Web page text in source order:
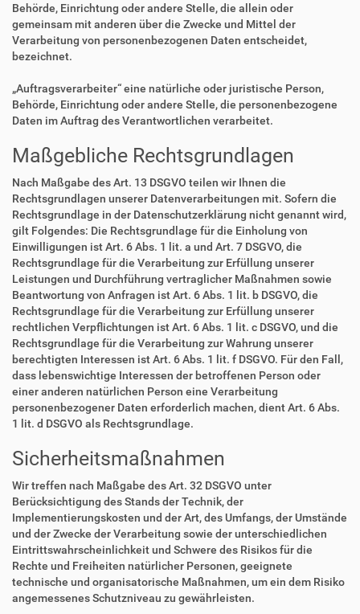
Behörde, Einrichtung oder andere Stelle, die allein oder
gemeinsam mit anderen über die Zwecke und Mittel der
Verarbeitung von personenbezogenen Daten entscheidet,
bezeichnet.
„Auftragsverarbeiter“ eine natürliche oder juristische Person,
Behörde, Einrichtung oder andere Stelle, die personenbezogene
Daten im Auftrag des Verantwortlichen verarbeitet.
Maßgebliche Rechtsgrundlagen
Nach Maßgabe des Art. 13 DSGVO teilen wir Ihnen die
Rechtsgrundlagen unserer Datenverarbeitungen mit. Sofern die
Rechtsgrundlage in der Datenschutzerklärung nicht genannt wird,
gilt Folgendes: Die Rechtsgrundlage für die Einholung von
Einwilligungen ist Art. 6 Abs. 1 lit. a und Art. 7 DSGVO, die
Rechtsgrundlage für die Verarbeitung zur Erfüllung unserer
Leistungen und Durchführung vertraglicher Maßnahmen sowie
Beantwortung von Anfragen ist Art. 6 Abs. 1 lit. b DSGVO, die
Rechtsgrundlage für die Verarbeitung zur Erfüllung unserer
rechtlichen Verpflichtungen ist Art. 6 Abs. 1 lit. c DSGVO, und die
Rechtsgrundlage für die Verarbeitung zur Wahrung unserer
berechtigten Interessen ist Art. 6 Abs. 1 lit. f DSGVO. Für den Fall,
dass lebenswichtige Interessen der betroffenen Person oder
einer anderen natürlichen Person eine Verarbeitung
personenbezogener Daten erforderlich machen, dient Art. 6 Abs.
1 lit. d DSGVO als Rechtsgrundlage.
Sicherheitsmaßnahmen
Wir treffen nach Maßgabe des Art. 32 DSGVO unter
Berücksichtigung des Stands der Technik, der
Implementierungskosten und der Art, des Umfangs, der Umstände
und der Zwecke der Verarbeitung sowie der unterschiedlichen
Eintrittswahrscheinlichkeit und Schwere des Risikos für die
Rechte und Freiheiten natürlicher Personen, geeignete
technische und organisatorische Maßnahmen, um ein dem Risiko
angemessenes Schutzniveau zu gewährleisten.